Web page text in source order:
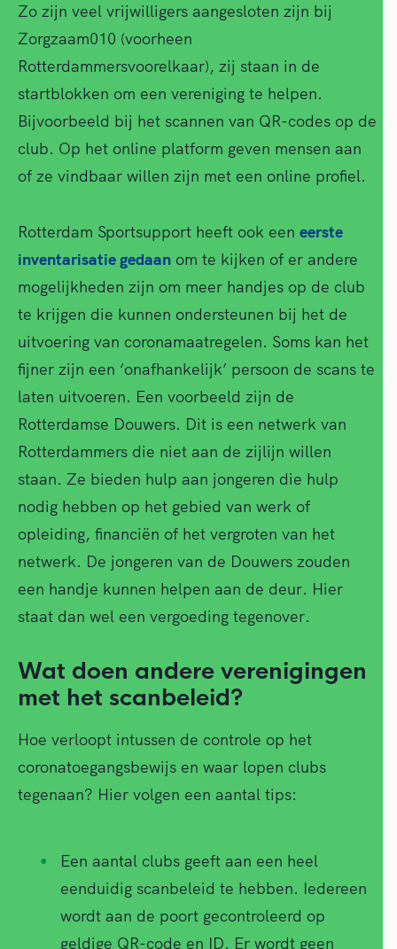
Zo zijn veel vrijwilligers aangesloten zijn bij
Zorgzaam010 (voorheen
Rotterdammersvoorelkaar), zij staan in de
startblokken om een vereniging te helpen.
Bijvoorbeeld bij het scannen van QR-codes op de
club. Op het online platform geven mensen aan
of ze vindbaar willen zijn met een online profiel.
Rotterdam Sportsupport heeft ook een eerste
inventarisatie gedaan om te kijken of er andere
mogelijkheden zijn om meer handjes op de club
te krijgen die kunnen ondersteunen bij het de
uitvoering van coronamaatregelen. Soms kan het
fijner zijn een ‘onafhankelijk’ persoon de scans te
laten uitvoeren. Een voorbeeld zijn de
Rotterdamse Douwers. Dit is een netwerk van
Rotterdammers die niet aan de zijlijn willen
staan. Ze bieden hulp aan jongeren die hulp
nodig hebben op het gebied van werk of
opleiding, financiën of het vergroten van het
netwerk. De jongeren van de Douwers zouden
een handje kunnen helpen aan de deur. Hier
staat dan wel een vergoeding tegenover.
Wat doen andere verenigingen
met het scanbeleid?
Hoe verloopt intussen de controle op het
coronatoegangsbewijs en waar lopen clubs
tegenaan? Hier volgen een aantal tips:
Een aantal clubs geeft aan een heel
eenduidig scanbeleid te hebben. Iedereen
wordt aan de poort gecontroleerd op
geldige QR-code en ID. Er wordt geen